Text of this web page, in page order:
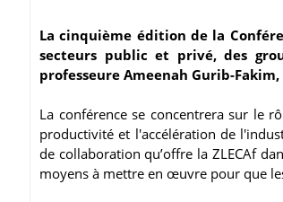
La cinquième édition de la
secteurs public et privé, des
professeure Ameenah Gurib-
La conférence se concentrera sur le
productivité et l'accélération de
de collaboration qu’offre la ZLECAf
moyens à mettre en œuvre pour que